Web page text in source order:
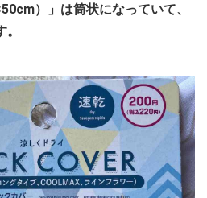
）」は筒状になっていて、